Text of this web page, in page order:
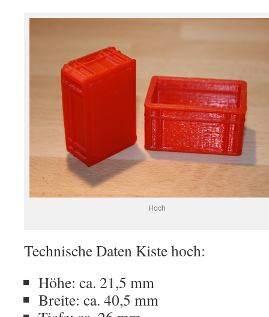
Hoch
Technische Daten Kiste hoch:
Höhe: ca. 21,5 mm
Breite: ca. 40,5 mm